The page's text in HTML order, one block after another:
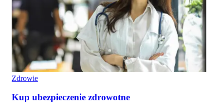
Zdrowie
Kup ubezpieczenie zdrowotne